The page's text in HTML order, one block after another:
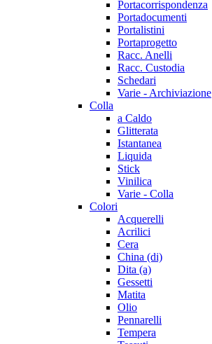
Portacorrispondenza
Portadocumenti
Portalistini
Portaprogetto
Racc. Anelli
Racc. Custodia
Schedari
Varie - Archiviazione
Colla
a Caldo
Glitterata
Istantanea
Liquida
Stick
Vinilica
Varie - Colla
Colori
Acquerelli
Acrilici
Cera
China (di)
Dita (a)
Gessetti
Matita
Olio
Pennarelli
Tempera